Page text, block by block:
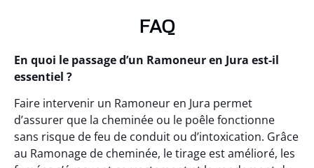
FAQ
En quoi le passage d’un Ramoneur en Jura est-il
essentiel ?
Faire intervenir un Ramoneur en Jura permet
d’assurer que la cheminée ou le poêle fonctionne
sans risque de feu de conduit ou d’intoxication. Grâce
au Ramonage de cheminée, le tirage est amélioré, les